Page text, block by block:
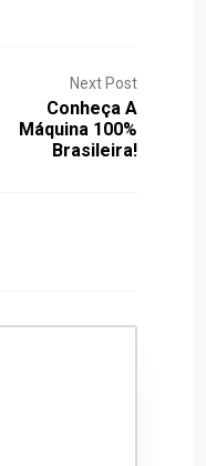
Next Post
Conheça A
Máquina 100%
Brasileira!